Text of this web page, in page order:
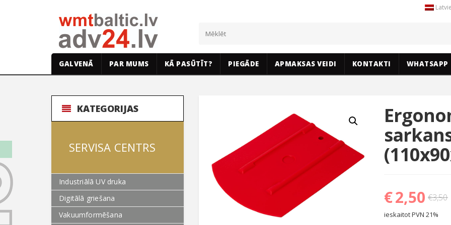
GALVENĀ PAR MUMS KĀ PASŪTĪT? PIEGĀDE APMAKSAS VEIDI KONTAKTI WHATSAPP
KATEGORIJAS
SERVISA CENTRS
Industriālā UV druka
Digitālā griešana
Vakuumformēšana
€3,50
€2,50
ieskaitot PVN 21%